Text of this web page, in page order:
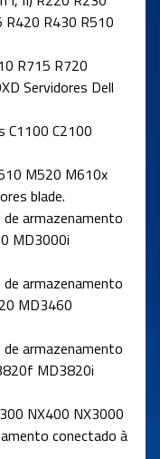
R420 R430 R510
R715 R720
Servidores Dell
C1100 C2100
M520 M610x
blade.
armazenamento
MD3000i
armazenamento
MD3460
armazenamento
MD3820i
NX400 NX3000
conectado à